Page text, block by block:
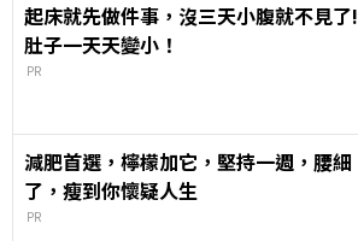
起床就先做件事，沒三天小腹就不見了!
肚子一天天變小！
PR
減肥首選，檸檬加它，堅持一週，腰細
了，瘦到你懷疑人生
PR